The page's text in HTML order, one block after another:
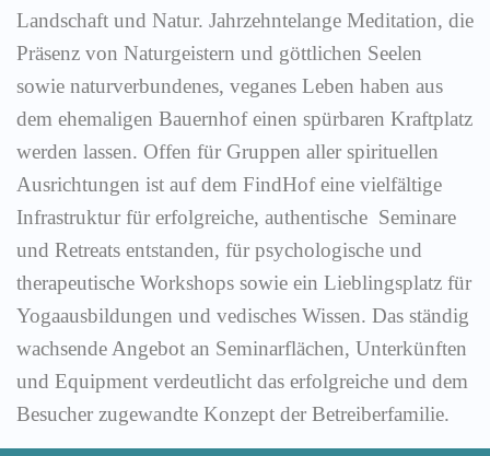
Landschaft und Natur. Jahrzehntelange Meditation, die
Präsenz von Naturgeistern und göttlichen Seelen
sowie naturverbundenes, veganes Leben haben aus
dem ehemaligen Bauernhof einen spürbaren Kraftplatz
werden lassen. Offen für Gruppen aller spirituellen
Ausrichtungen ist auf dem FindHof eine vielfältige
Infrastruktur für erfolgreiche, authentische Seminare
und Retreats entstanden, für psychologische und
therapeutische Workshops sowie ein Lieblingsplatz für
Yogaausbildungen und vedisches Wissen. Das ständig
wachsende Angebot an Seminarflächen, Unterkünften
und Equipment verdeutlicht das erfolgreiche und dem
Besucher zugewandte Konzept der Betreiberfamilie.